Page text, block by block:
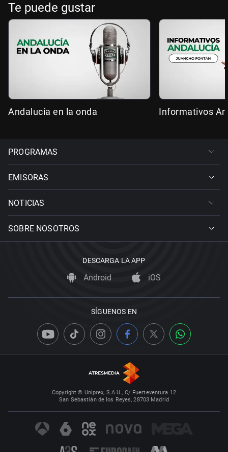
Te puede gustar
Andalucía en la onda Informativos
PROGRAMAS
EMISORAS
NOTICIAS
SOBRE NOSOTROS
DESCARGA LA APP
Android iOS
SÍGUENOS EN
Copyright © Uniprex, S.A.U., C/ Fuerteventura 12
San Sebastián de los Reyes, 28703 Madrid